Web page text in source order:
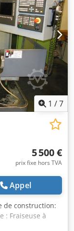
1 /7
5 500 €
prix fixe hors TVA
Appel
de construction:
: Fraiseuse à
2010 Siemens